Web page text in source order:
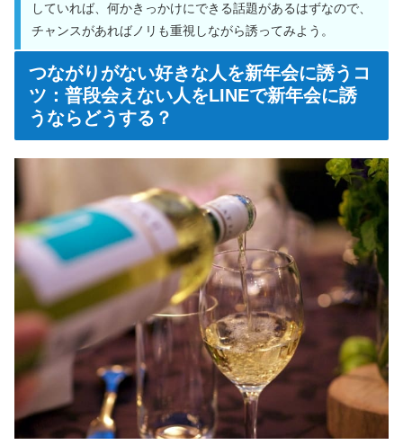
していれば、何かきっかけにできる話題があるはずなので、
チャンスがあればノリも重視しながら誘ってみよう。
つながりがない好きな人を新年会に誘うコ
ツ：普段会えない人をLINEで新年会に誘
うならどうする？